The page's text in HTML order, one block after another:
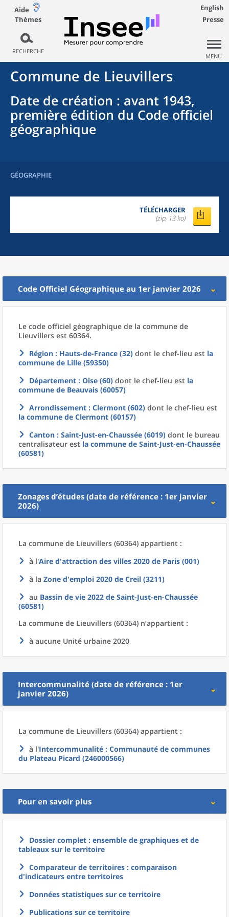
Aide
Thèmes
RECHERCHE
English
Presse
MENU
Commune de Lieuvillers
Date de création : avant 1943,
première édition du Code officiel
géographique
GÉOGRAPHIE
TÉLÉCHARGER
(zip, 13 ko)
Code Officiel Géographique au 1er janvier 2026
Le code officiel géographique de la commune de
Lieuvillers est 60364.
Région : Hauts-de-France (32) dont le chef-lieu est la
commune de Lille (59350)
Département : Oise (60) dont le chef-lieu est la
commune de Beauvais (60057)
Arrondissement : Clermont (602) dont le chef-lieu est
la commune de Clermont (60157)
Canton : Saint-Just-en-Chaussée (6019) dont le bureau
centralisateur est la commune de Saint-Just-en-Chaussée
(60581)
Zonages d’études (date de référence : 1er janvier
2026)
La commune de Lieuvillers (60364) appartient :
à l'Aire d'attraction des villes 2020 de Paris (001)
à la Zone d'emploi 2020 de Creil (3211)
au Bassin de vie 2022 de Saint-Just-en-Chaussée
(60581)
La commune de Lieuvillers (60364) n’appartient :
à aucune Unité urbaine 2020
Intercommunalité (date de référence : 1er
janvier 2026)
La commune de Lieuvillers (60364) appartient :
à l'Intercommunalité : Communauté de communes
du Plateau Picard (246000566)
Pour en savoir plus
Dossier complet : ensemble de graphiques et de
tableaux sur le territoire
Comparateur de territoires : comparaison
d'indicateurs entre territoires
Données statistiques sur ce territoire
Publications sur ce territoire